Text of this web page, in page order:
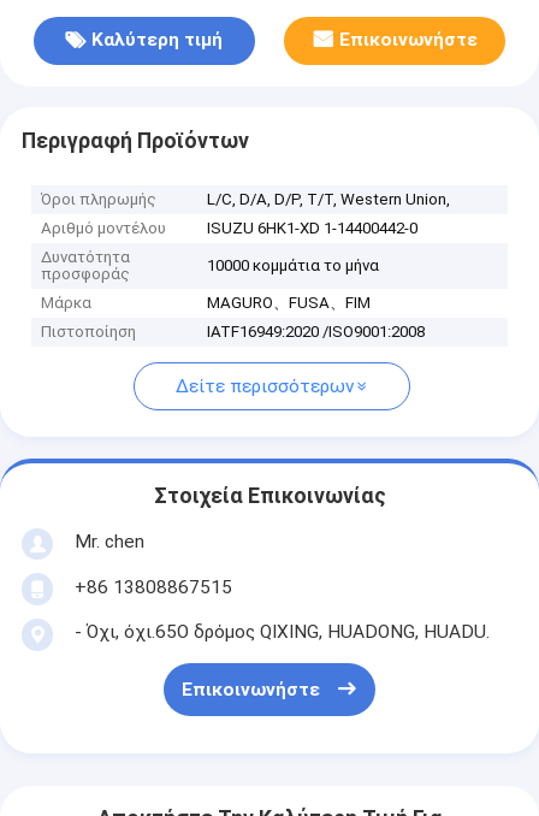
Καλύτερη τιμή Επικοινωνήστε
Περιγραφή Προϊόντων
Όροι πληρωμής
L/C, D/A, D/P, T/T, Western Union,
Αριθμό μοντέλου
ISUZU 6HK1-XD 1-14400442-0
Δυνατότητα
προσφοράς
10000 κομμάτια το μήνα
Μάρκα
MAGURO、FUSA、FIM
Πιστοποίηση
IATF16949:2020 /ISO9001:2008
Δείτε περισσότερων
Στοιχεία Επικοινωνίας
Mr. chen
+86 13808867515
- Όχι, όχι.65Ο δρόμος QIXING, HUADONG, HUADU.
Επικοινωνήστε